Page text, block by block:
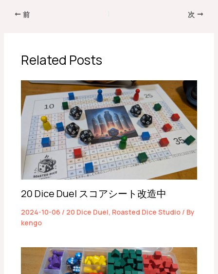
前 次
Related Posts
20 Dice Duel スコアシート改造中
2024-10-06 / 20 Dice Duel, Roasted Dice Studio/ By
kengo